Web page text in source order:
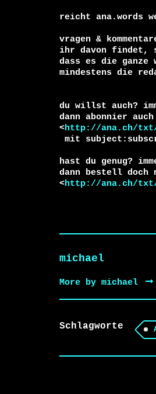
reicht ana.words
vragen &
ihr davon findet,
dass es die
du willst auch?
dann abonnier
<http://ana.ch/txt/
hast du genug?
dann bestell doch
<http://ana.ch/txt/
michael
More by michael
Schlagworte